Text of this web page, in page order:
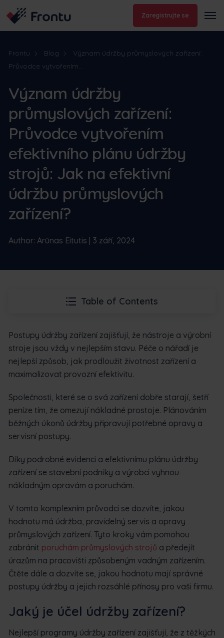
Zaregistrujte se
Frontu Blog
Význam údržby průmyslových zařízení:
Průvodce vytvořením...
Význam údržby
průmyslových zařízení:
Průvodce vytvořením
efektivního plánu údržby
strojů: Jak na efektivní
údržbu průmyslových
zařízení?
Author: Arūnas Eitutis | 3 září, 2024
Table of Contents
Postupy údržby zařízení zajišťují, že nástroje a výrobní
stroje jsou vždy v nejlepším stavu. Péče o nářadí je
nejlepší způsob, jak prodloužit životnost zařízení a
maximalizovat provozní efektivitu.
Společnosti, které se o svá zařízení dobře starají, šetří
peníze tím, že omezují nákladné prostoje. Plánováním
běžných úkonů údržby připravují potřebné opravy a
servisní postupy.
Díky podrobné evidenci a efektivnímu plánu údržby
zařízení se stavební podniky a výrobci vyhnou
nákladným opravám a poruchám.
V tomto komplexním průvodci se dozvíte, jakou
hodnotu má údržba, pravidelný servis a opravy
průmyslových zařízení. Tyto kroky vám pomohou
zabránit poruchám průmyslových strojů a předejít
úrazům na pracovišti způsobeným vadným zařízením.
Čtěte dále a dozvíte se, jakou hodnotu mají správné
postupy údržby a jejich rozsáhlé přínosy pro vaši firmu.
Jaký je účel údržby zařízení?
Nejlepší programy údržby zařízení zajišťují, že z těžkých